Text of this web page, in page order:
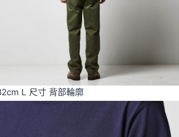
L 尺寸 背部輪廓